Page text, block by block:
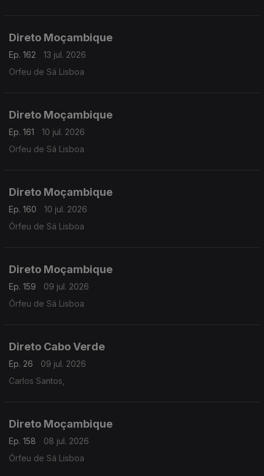
Direto Moçambique
Ep. 162
13 jul. 2026
Orfeu de Sá Lisboa
Direto Moçambique
Ep. 161
10 jul. 2026
Orfeu de Sá Lisboa
Direto Moçambique
Ep. 160
10 jul. 2026
Órfeu de Sá Lisboa
Direto Moçambique
Ep. 159
09 jul. 2026
Órfeu de Sá Lisboa
Direto Cabo Verde
Ep. 26
09 jul. 2026
Carlos Santos,
Direto Moçambique
Ep. 158
08 jul. 2026
Órfeu de Sá Lisboa